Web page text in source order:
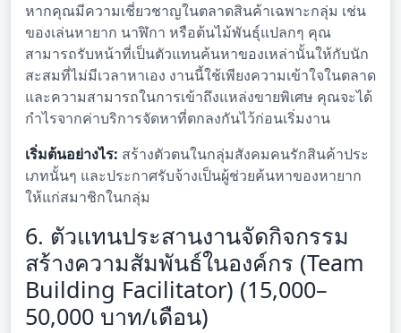
หากคุณมีความเชี่ยวชาญในตลาดสินค้าเฉพาะกลุ่ม เช่น
ของเล่นหายาก นาฬิกา หรือต้นไม้พันธุ์แปลกๆ คุณ
สามารถรับหน้าที่เป็นตัวแทนค้นหาของเหล่านั้นให้กับนัก
สะสมที่ไม่มีเวลาหาเอง งานนี้ใช้เพียงความเข้าใจในตลาด
และความสามารถในการเข้าถึงแหล่งขายพิเศษ คุณจะได้
กำไรจากค่าบริการจัดหาที่ตกลงกันไว้ก่อนเริ่มงาน
เริ่มต้นอย่างไร: สร้างตัวตนในกลุ่มสังคมคนรักสินค้าประ
เภทนั้นๆ และประกาศรับจ้างเป็นผู้ช่วยค้นหาของหายาก
ให้แก่สมาชิกในกลุ่ม
6. ตัวแทนประสานงานจัดกิจกรรม
สร้างความสัมพันธ์ในองค์กร (Team
Building Facilitator) (15,000–
50,000 บาท/เดือน)